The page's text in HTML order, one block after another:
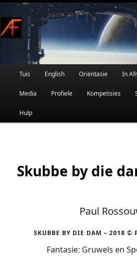
Skip
to
primary
content
Afrikaanse Wetenskapfiksie en Fantasie
Main
Tuis English Oriëntasie In
Media Profiele Kompetisies
Hulp
Skubbe by die
Paul
SKUBBE BY DIE DAM – 2018 ©
Fantasie: Gruwels en